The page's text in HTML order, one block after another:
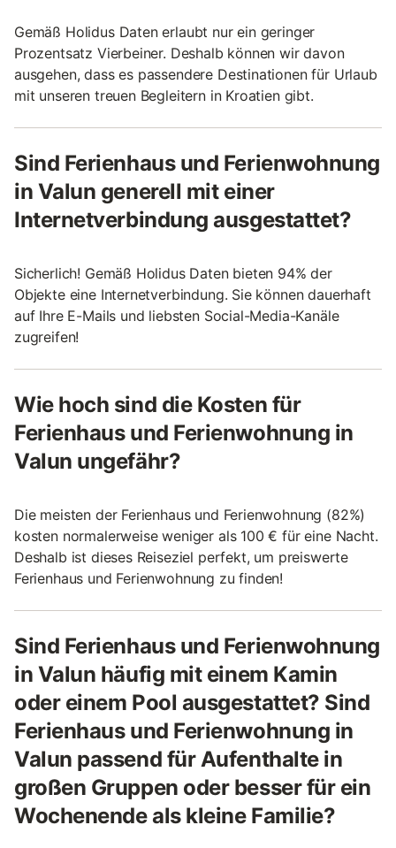
Gemäß Holidus Daten erlaubt nur ein geringer
Prozentsatz Vierbeiner. Deshalb können wir davon
ausgehen, dass es passendere Destinationen für Urlaub
mit unseren treuen Begleitern in Kroatien gibt.
Sind Ferienhaus und Ferienwohnung
in Valun generell mit einer
Internetverbindung ausgestattet?
Sicherlich! Gemäß Holidus Daten bieten 94% der
Objekte eine Internetverbindung. Sie können dauerhaft
auf Ihre E-Mails und liebsten Social-Media-Kanäle
zugreifen!
Wie hoch sind die Kosten für
Ferienhaus und Ferienwohnung in
Valun ungefähr?
Die meisten der Ferienhaus und Ferienwohnung (82%)
kosten normalerweise weniger als 100 € für eine Nacht.
Deshalb ist dieses Reiseziel perfekt, um preiswerte
Ferienhaus und Ferienwohnung zu finden!
Sind Ferienhaus und Ferienwohnung
in Valun häufig mit einem Kamin
oder einem Pool ausgestattet? Sind
Ferienhaus und Ferienwohnung in
Valun passend für Aufenthalte in
großen Gruppen oder besser für ein
Wochenende als kleine Familie?